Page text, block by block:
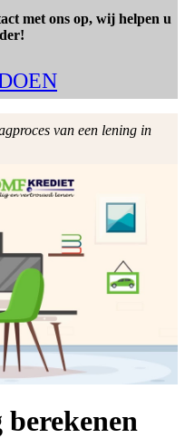
met ons op, wij helpen u
van een lening in